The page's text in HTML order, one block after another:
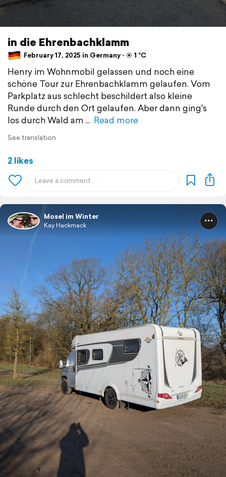
in die Ehrenbachklamm
February 17, 2025 in Germany ⋅ ☀️ 1 °C
Henry im Wohnmobil gelassen und noch eine
schöne Tour zur Ehrenbachklamm gelaufen. Vom
Parkplatz aus schlecht beschildert also kleine
Runde durch den Ort gelaufen. Aber dann ging's
los durch Wald am
Read more
See translation
2 likes
Mosel im Winter
Kay Hackmack